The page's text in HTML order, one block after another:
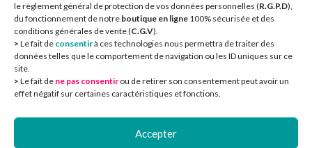
le règlement général de protection de vos données personnelles (R.G.P.D),
du fonctionnement de notre boutique en ligne 100% sécurisée et des
conditions générales de vente (C.G.V).
> Le fait de consentirà ces technologies nous permettra de traiter des
données telles que le comportement de navigation ou les ID uniques sur ce
site.
> Le fait de ne pas consentir ou de retirer son consentement peut avoir un
effet négatif sur certaines caractéristiques et fonctions.
Accepter